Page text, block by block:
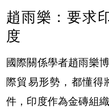
趙雨樂：要求
度
國際關係學者趙雨樂
際貿易形勢，都懂得
件，印度作為金磚組